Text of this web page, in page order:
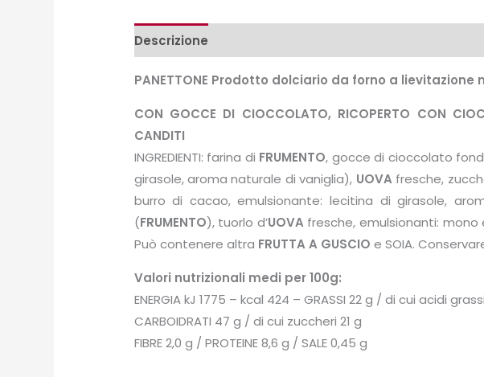
Descrizione
PANETTONE Prodotto dolciario da forno a lievitazione
CON GOCCE DI CIOCCOLATO, RICOPERTO CON
CANDITI
INGREDIENTI: farina di FRUMENTO, gocce di cioccolato
girasole, aroma naturale di vaniglia), UOVAfresche,
burro di cacao, emulsionante: lecitina di girasole,
(FRUMENTO), tuorlo d’UOVAfresche, emulsionanti: mono
Può contenere altra FRUTTA A GUSCIO e SOIA.
Valori nutrizionali medi per 100g:
ENERGIA kJ 1775 – kcal 424 – GRASSI 22 g / di cui acidi
CARBOIDRATI 47 g / di cui zuccheri 21 g
FIBRE 2,0 g / PROTEINE 8,6 g / SALE 0,45 g